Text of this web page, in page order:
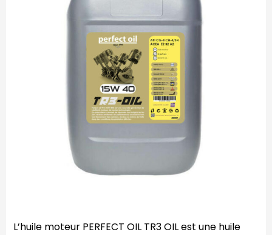
L’huile moteur PERFECT OIL TR3 OIL est une huile